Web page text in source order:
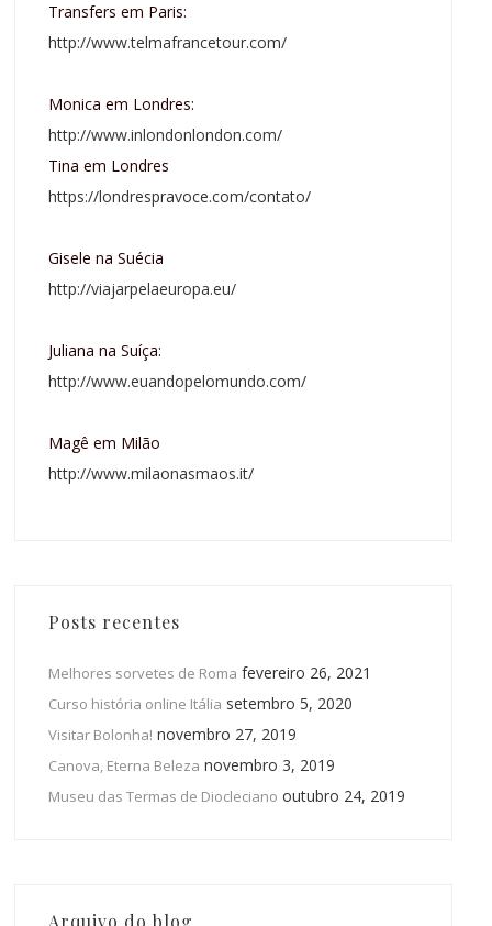
Transfers em Paris:
http://www.telmafrancetour.com/
Monica em Londres:
http://www.inlondonlondon.com/
Tina em Londres
https://londrespravoce.com/contato/
Gisele na Suécia
http://viajarpelaeuropa.eu/
Juliana na Suíça:
http://www.euandopelomundo.com/
Magê em Milão
http://www.milaonasmaos.it/
Posts recentes
Melhores sorvetes de Roma fevereiro 26, 2021
Curso história online Itália setembro 5, 2020
Visitar Bolonha! novembro 27, 2019
Canova, Eterna Beleza novembro 3, 2019
Museu das Termas de Diocleciano outubro 24, 2019
Arquivo do blog